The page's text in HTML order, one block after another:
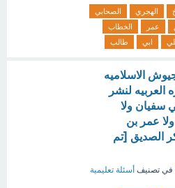
الهجري
الصحابي
عمر
الخطاب
ابي طالب
الاسلاميه
العربيه لنشر
سفيان ولا
عمر بن
الصديق [تم
في تصنيف أسئلة تعليمية